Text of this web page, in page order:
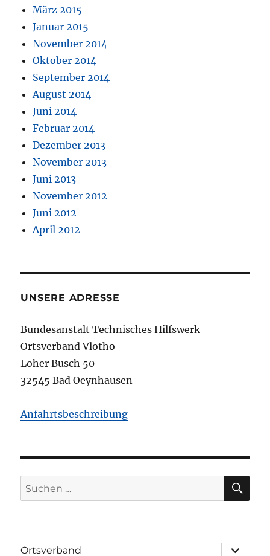
März 2015
Januar 2015
November 2014
Oktober 2014
September 2014
August 2014
Juni 2014
Februar 2014
Dezember 2013
November 2013
Juni 2013
November 2012
Juni 2012
April 2012
UNSERE ADRESSE
Bundesanstalt Technisches Hilfswerk
Ortsverband Vlotho
Loher Busch 50
32545 Bad Oeynhausen
Anfahrtsbeschreibung
Suchen
nach:
Ortsverband